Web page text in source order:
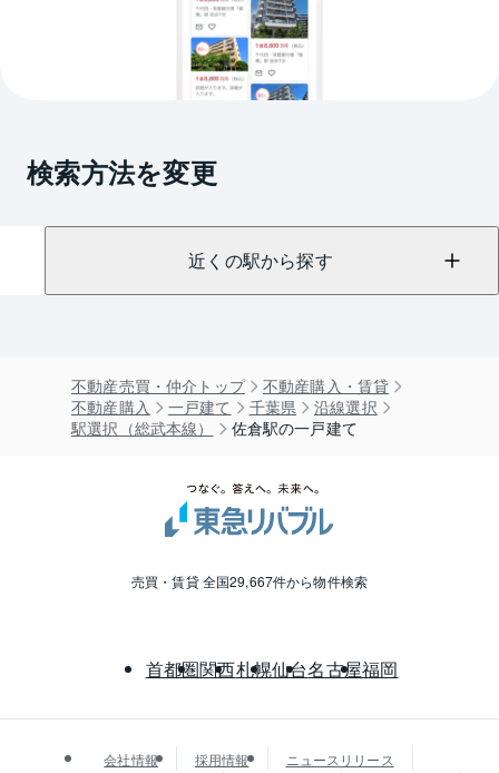
検索方法を変更
近くの駅から探す
不動産売買・仲介トップ
不動産購入・賃貸
不動産購入
一戸建て 千葉県
沿線選択
駅選択（総武本線）
佐倉駅の一戸建て
売買・賃貸 全国29,667件から物件検索
首都圏関西札幌仙台名古屋福岡
会社情報 採用情報
ニュースリリース